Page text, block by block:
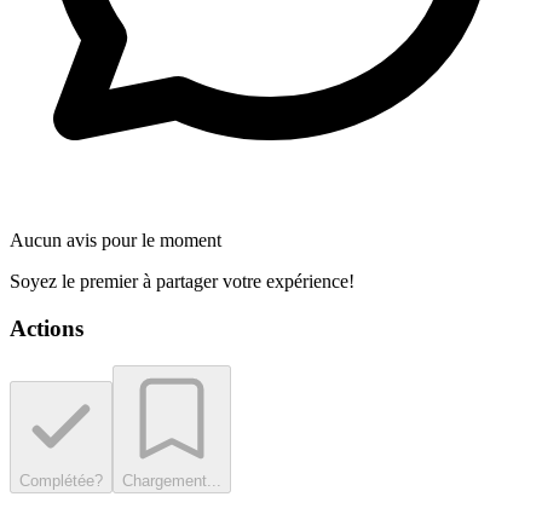
Aucun avis pour le moment
Soyez le premier à partager votre expérience!
Actions
Complétée? Chargement...